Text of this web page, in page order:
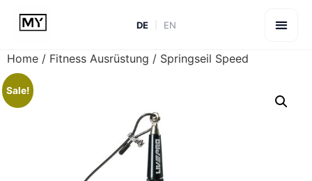
DE EN
Home / Fitness Ausrüstung / Springseil Speed
Sale!